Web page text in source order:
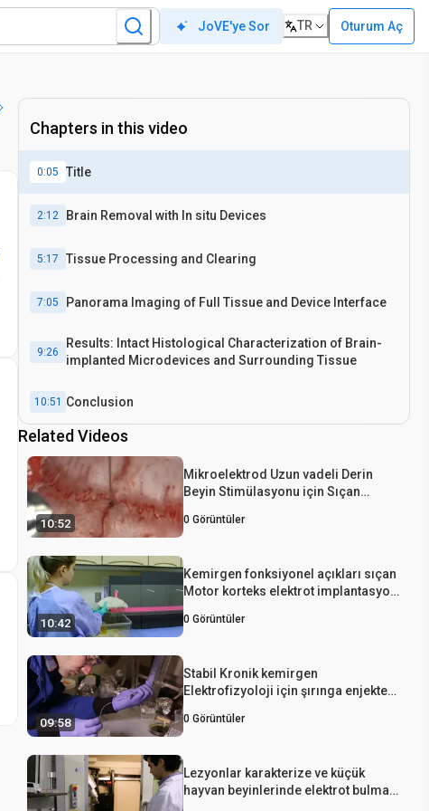
JoVE'ye Sor TR Oturum Aç
Chapters in this video
0:05 Title
2:12 Brain Removal with In situ Devices
5:17 Tissue Processing and Clearing
7:05 Panorama Imaging of Full Tissue and Device Interface
9:26
Results: Intact Histological Characterization of Brain-
implanted Microdevices and Surrounding Tissue
10:51 Conclusion
Related Videos
10:52
Mikroelektrod Uzun vadeli Derin
Beyin Stimülasyonu için Sıçan
implantasyonu Rehberli
0 Görüntüler
10:42
Kemirgen fonksiyonel açıkları sıçan
Motor korteks elektrot implantasyon
sınama davranış
0 Görüntüler
09:58
Stabil Kronik kemirgen
Elektrofizyoloji için şırınga enjekte
0 Görüntüler
Lezyonlar karakterize ve küçük
hayvan beyinlerinde elektrot bulmak